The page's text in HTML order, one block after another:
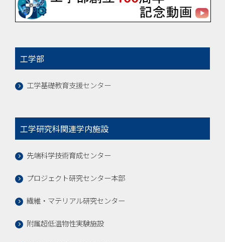
工学部
工学基礎教育支援センター
工学研究科関連学内施設
先端科学技術育成センター
プロジェクト研究センター本部
繊維・マテリアル研究センター
附属超低温物性実験施設